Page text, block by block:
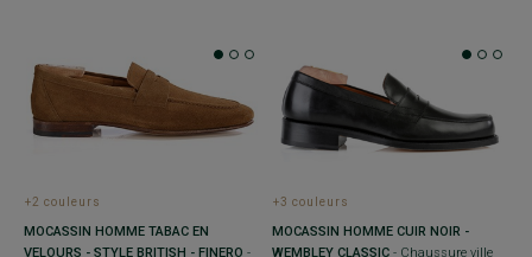
+2 couleurs
MOCASSIN HOMME TABAC EN
VELOURS - STYLE BRITISH - FINERO -
+3 couleurs
MOCASSIN HOMME CUIR NOIR -
WEMBLEY CLASSIC - Chaussure ville